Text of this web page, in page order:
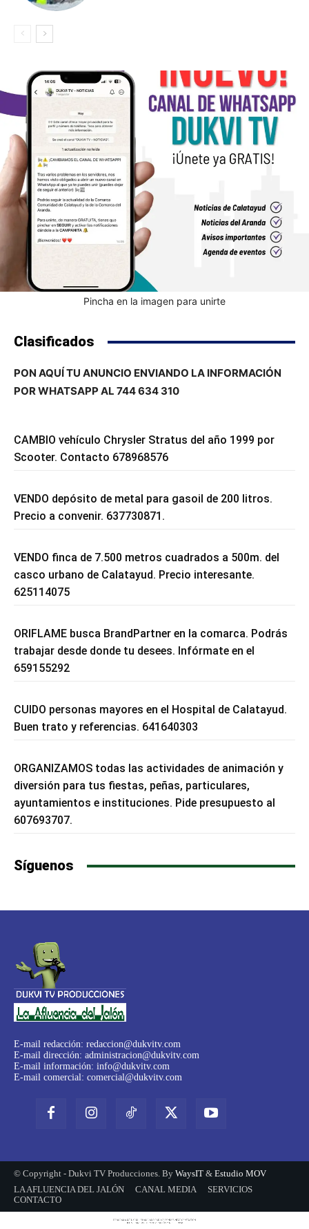
Pincha en la imagen para unirte
Clasificados
PON AQUÍ TU ANUNCIO ENVIANDO LA INFORMACIÓN
POR WHATSAPP AL 744 634 310
CAMBIO vehículo Chrysler Stratus del año 1999 por
Scooter. Contacto 678968576
VENDO depósito de metal para gasoil de 200 litros.
Precio a convenir. 637730871.
VENDO finca de 7.500 metros cuadrados a 500m. del
casco urbano de Calatayud. Precio interesante.
625114075
ORIFLAME busca BrandPartner en la comarca. Podrás
trabajar desde donde tu desees. Infórmate en el
659155292
CUIDO personas mayores en el Hospital de Calatayud.
Buen trato y referencias. 641640303
ORGANIZAMOS todas las actividades de animación y
diversión para tus fiestas, peñas, particulares,
ayuntamientos e instituciones. Pide presupuesto al
607693707.
Síguenos
E-mail redacción: redaccion@dukvitv.com
E-mail dirección: administracion@dukvitv.com
E-mail información: info@dukvitv.com
E-mail comercial: comercial@dukvitv.com
© Copyright - Dukvi TV Producciones. By WaysIT & Estudio MOV
LA AFLUENCIA DEL JALÓN
CANAL MEDIA
SERVICIOS
CONTACTO